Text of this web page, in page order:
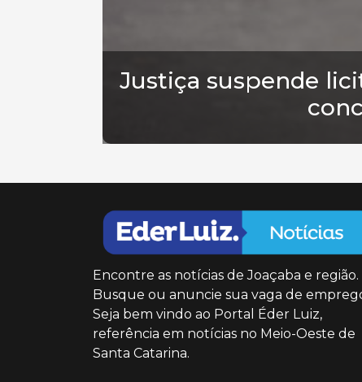
Justiça suspende
Encontre as notícias de Joaçaba e região.
Busque ou anuncie sua vaga de
Seja bem vindo ao Portal Éder Luiz,
referência em notícias no Meio-Oeste de
Santa Catarina.